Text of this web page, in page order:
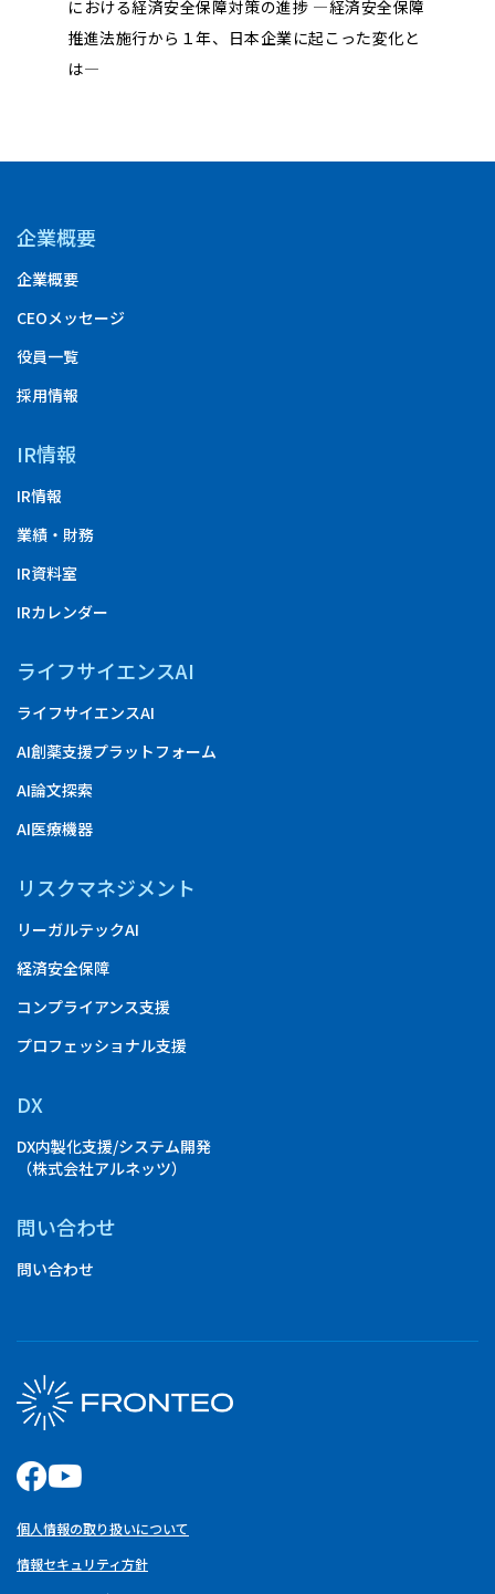
における経済安全保障対策の進捗 ―経済安全保障
推進法施行から１年、日本企業に起こった変化と
は―
企業概要
企業概要
CEOメッセージ
役員一覧
採用情報
IR情報
IR情報
業績・財務
IR資料室
IRカレンダー
ライフサイエンスAI
ライフサイエンスAI
AI創薬支援プラットフォーム
AI論文探索
AI医療機器
リスクマネジメント
リーガルテックAI
経済安全保障
コンプライアンス支援
プロフェッショナル支援
DX
DX内製化支援/システム開発
（株式会社アルネッツ）
問い合わせ
問い合わせ
個人情報の取り扱いについて
情報セキュリティ方針